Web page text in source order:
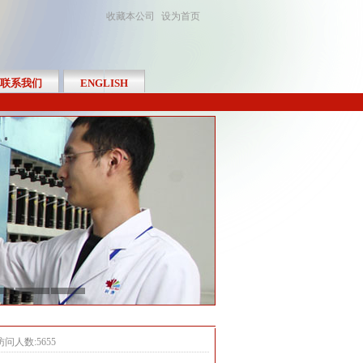
收藏本公司 设为首页
联系我们 ENGLISH
问人数:5655